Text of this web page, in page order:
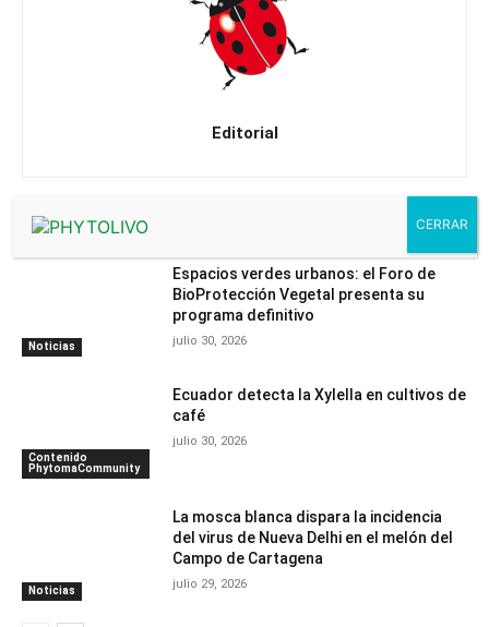
Editorial
Artículos relacionados
Noticias
Espacios verdes urbanos: el Foro de
BioProtección Vegetal presenta su
programa definitivo
julio 30, 2026
Contenido
PhytomaCommunity
Ecuador detecta la Xylella en cultivos de
café
julio 30, 2026
Noticias
La mosca blanca dispara la incidencia
del virus de Nueva Delhi en el melón del
Campo de Cartagena
julio 29, 2026